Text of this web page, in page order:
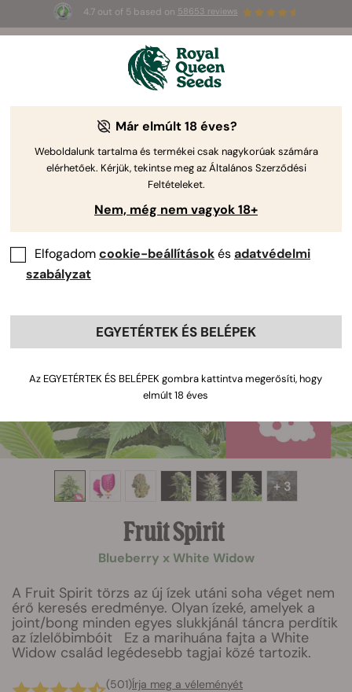
4.7 out of 5 based on 58653 reviews
Summer Sales: până la 50% reducere
la produsele selectate! ⏤
+ 3
Fruit Spirit
Blueberry x White Widow
A Fruit Spirit törzs az új ízek utáni soha véget nem
érő keresés eredménye. Olyan ízeké, amelyek a
joint/bong minden egyes slukkjánál táncra perdítik
az ízlelőbimbóit Ez a marihuána fajta a White
Widow család legédesebb tagjai közé tartozik.
(501)Írja meg a véleményét
Már elmúlt 18 éves?
Weboldalunk tartalma és termékei csak nagykorúak számára
elérhetőek. Kérjük, tekintse meg az Általános Szerződési
Feltételeket.
Nem, még nem vagyok 18+
Elfogadomcookie-beállításokésadatvédelmi
szabályzat
EGYETÉRTEK ÉS BELÉPEK
Az EGYETÉRTEK ÉS BELÉPEK gombra kattintva megerősíti, hogy
elmúlt 18 éves